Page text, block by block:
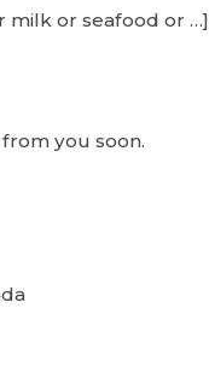
milk or seafood or …]
you soon.